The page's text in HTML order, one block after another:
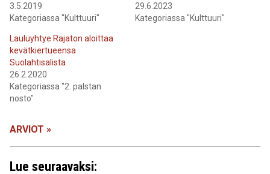
3.5.2019
Kategoriassa "Kulttuuri"
29.6.2023
Kategoriassa "Kulttuuri"
Lauluyhtye Rajaton aloittaa
kevätkiertueensa
Suolahtisalista
26.2.2020
Kategoriassa "2. palstan
nosto"
ARVIOT »
Lue seuraavaksi: